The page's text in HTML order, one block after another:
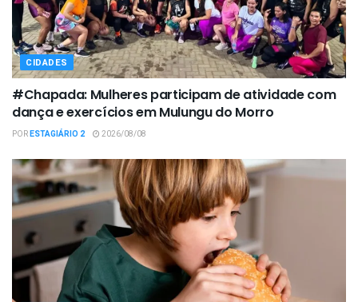
CIDADES
#Chapada: Mulheres participam de atividade com
dança e exercícios em Mulungu do Morro
PORESTAGIÁRIO 2 2026/08/08